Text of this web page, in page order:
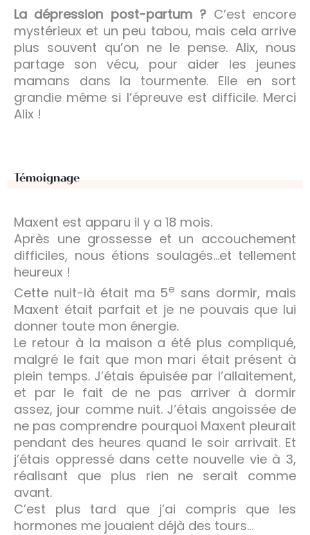
La dépression post-partum ? C’est encore
mystérieux et un peu tabou, mais cela arrive
plus souvent qu’on ne le pense. Alix, nous
partage son vécu, pour aider les jeunes
mamans dans la tourmente. Elle en sort
grandie même si l’épreuve est difficile. Merci
Alix !
Témoignage
Maxent est apparu il y a 18 mois.
Après une grossesse et un accouchement
difficiles, nous étions soulagés…et tellement
heureux !
Cette nuit-là était ma 5e sans dormir, mais
Maxent était parfait et je ne pouvais que lui
donner toute mon énergie.
Le retour à la maison a été plus compliqué,
malgré le fait que mon mari était présent à
plein temps. J’étais épuisée par l’allaitement,
et par le fait de ne pas arriver à dormir
assez, jour comme nuit. J’étais angoissée de
ne pas comprendre pourquoi Maxent pleurait
pendant des heures quand le soir arrivait. Et
j’étais oppressé dans cette nouvelle vie à 3,
réalisant que plus rien ne serait comme
avant.
C’est plus tard que j’ai compris que les
hormones me jouaient déjà des tours…